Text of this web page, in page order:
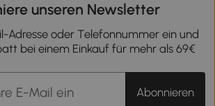
unseren Newsletter
Adresse oder Telefonnummer ein und
bei einem Einkauf für mehr als 69€
Abonnieren